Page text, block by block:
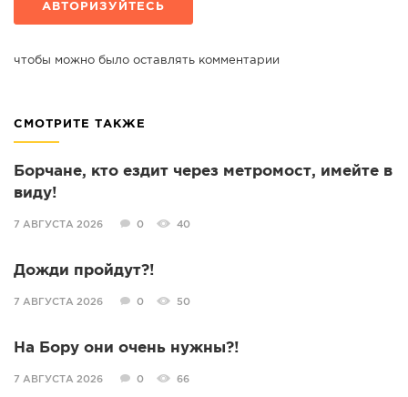
АВТОРИЗУЙТЕСЬ
чтобы можно было оставлять комментарии
СМОТРИТЕ ТАКЖЕ
Борчане, кто ездит через метромост, имейте в
виду!
7 АВГУСТА 2026 0 40
Дожди пройдут?!
7 АВГУСТА 2026 0 50
На Бору они очень нужны?!
7 АВГУСТА 2026 0 66